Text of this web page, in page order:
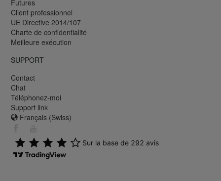
Futures
Client professionnel
UE Directive 2014/107
Charte de confidentialité
Meilleure exécution
SUPPORT
Contact
Chat
Téléphonez-moi
Support link
Français (Swiss)